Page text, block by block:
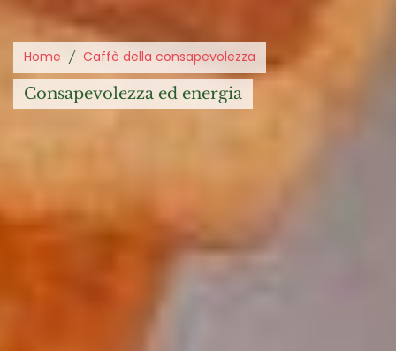
Home Caffè della consapevolezza
consapevolezza ed energia